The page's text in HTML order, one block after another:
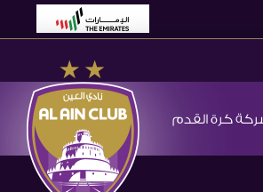
كرة القدم